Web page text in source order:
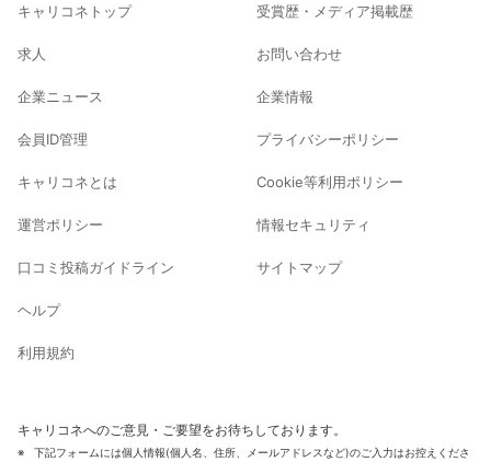
キャリコネトップ
求人
企業ニュース
会員ID管理
キャリコネとは
運営ポリシー
口コミ投稿ガイドライン
ヘルプ
利用規約
受賞歴・メディア掲載歴
お問い合わせ
企業情報
プライバシーポリシー
Cookie等利用ポリシー
情報セキュリティ
サイトマップ
キャリコネへのご意見・ご要望をお待ちしております。
下記フォームには個人情報(個人名、住所、メールアドレスなど)のご入力はお控えくださ